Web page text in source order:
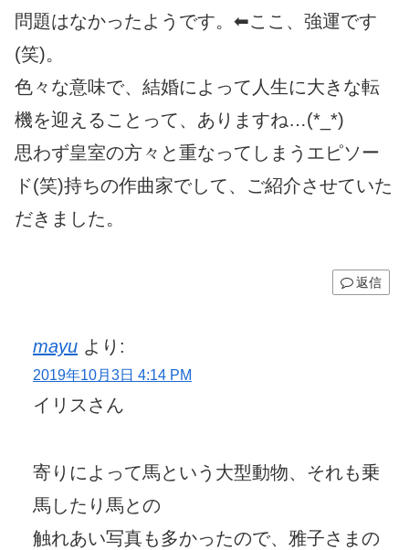
問題はなかったようです。⬅ここ、強運です
(笑)。
色々な意味で、結婚によって人生に大きな転
機を迎えることって、ありますね…(*_*)
思わず皇室の方々と重なってしまうエピソー
ド(笑)持ちの作曲家でして、ご紹介させていた
だきました。
返信
mayu より:
2019年10月3日 4:14 PM
イリスさん
寄りによって馬という大型動物、それも乗
馬したり馬との
触れあい写真も多かったので、雅子さまの